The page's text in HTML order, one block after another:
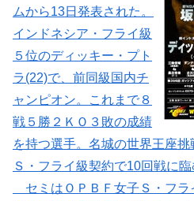
ムから13日発表された。
インドネシア・フライ級
５位のディッキー・プト
ラ(22)で、前同級国内チ
ャンピオン。これまで８
戦５勝２ＫＯ３敗の成績
を持つ選手。名城の世界王座
Ｓ・フライ級契約で10回戦に臨
セミはＯＰＢＦ女子Ｓ・フラ